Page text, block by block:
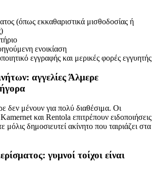
(όπως εκκαθαριστικά μισθοδοσίας ή
ενοικίαση
εγγραφής και μερικές φορές εγγυητής
αγγελίες Άλμερε
δεν μένουν για πολύ διαθέσιμα. Οι
και Rentola επιτρέπουν ειδοποιήσεις
δημοσιευτεί ακίνητο που ταιριάζει στα
γυμνοί τοίχοι είναι